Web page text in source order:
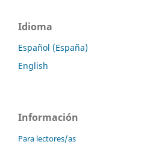
Idioma
Español (España)
English
Información
Para lectores/as